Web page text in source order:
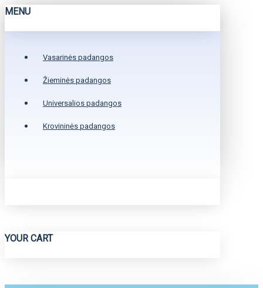
MENU
Vasarinės padangos
Žieminės padangos
Universalios padangos
Krovininės padangos
YOUR CART